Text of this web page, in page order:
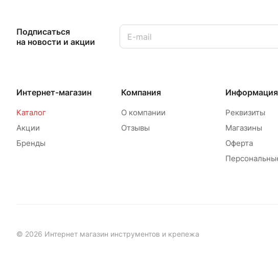
Подписаться
на новости и акции
Интернет-магазин
Каталог
Акции
Бренды
Компания
О компании
Отзывы
Информация
Реквизиты
Магазины
Оферта
© 2026 Интернет магазин инструментов и крепежа